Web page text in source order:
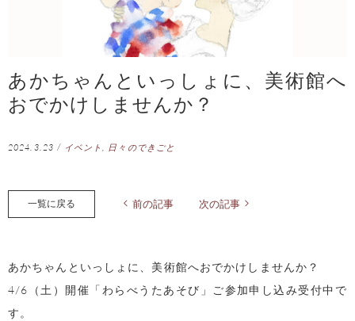
あかちゃんといっしょに、美術館へ
おでかけしませんか？
2024.3.23 / イベント 日々のできごと
一覧に戻る 前の記事 次の記事
あかちゃんといっしょに、美術館へおでかけしませんか？
4/6（土）開催「わらべうたあそび」ご参加申し込み受付中で
す。